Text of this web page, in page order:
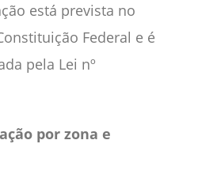
está prevista no
Federal e é
pela Lei nº
por zona e